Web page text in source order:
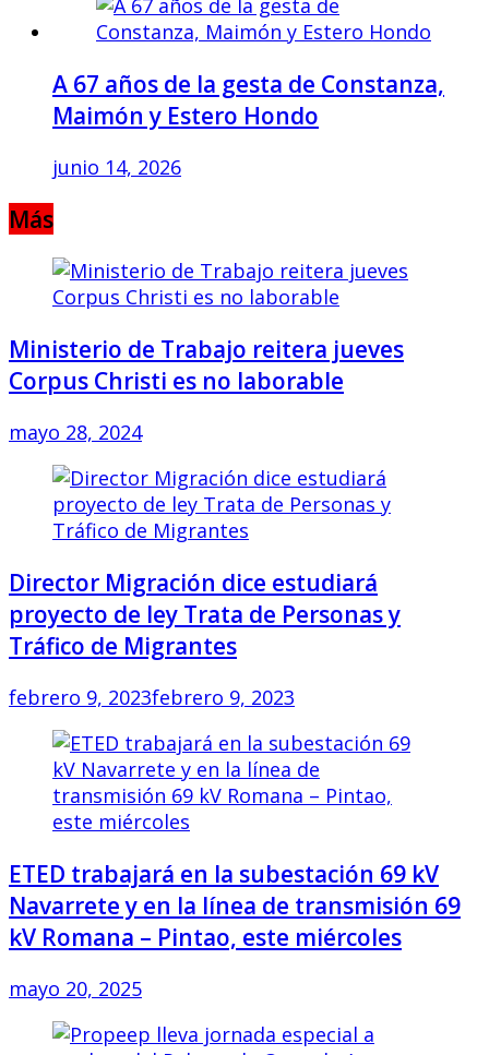
A 67 años de la gesta de Constanza,
Maimón y Estero Hondo
junio 14, 2026
Más
Ministerio de Trabajo reitera jueves
Corpus Christi es no laborable
mayo 28, 2024
Director Migración dice estudiará
proyecto de ley Trata de Personas y
Tráfico de Migrantes
febrero 9, 2023febrero 9, 2023
ETED trabajará en la subestación 69 kV
Navarrete y en la línea de transmisión 69
kV Romana – Pintao, este miércoles
mayo 20, 2025